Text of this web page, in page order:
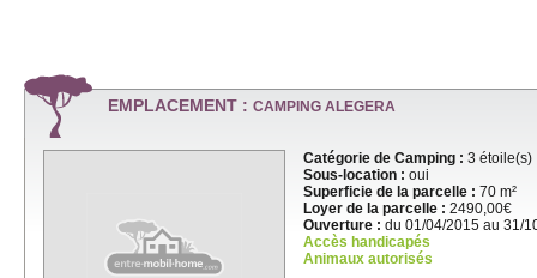
EMPLACEMENT : CAMPING ALEGERA
Catégorie de Camping : 3 étoile(s)
Sous-location : oui
Superficie de la parcelle : 70 m²
Loyer de la parcelle : 2490,00€
Ouverture : du 01/04/2015 au 31/
Accès handicapés
Animaux autorisés